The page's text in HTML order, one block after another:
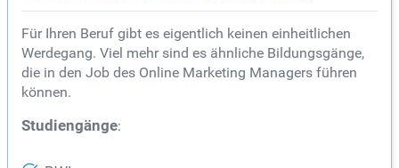
Für Ihren Beruf gibt es eigentlich keinen einheitlichen
Werdegang. Viel mehr sind es ähnliche Bildungsgänge,
die in den Job des Online Marketing Managers führen
können.
Studiengänge: